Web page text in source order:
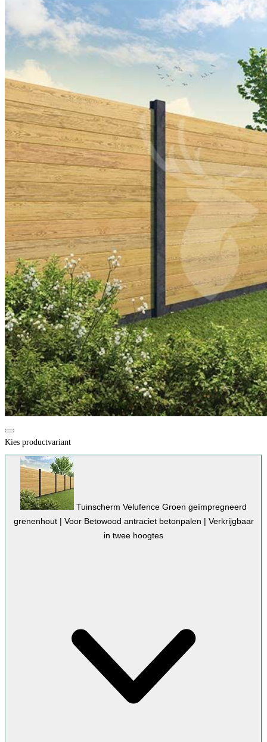
Kies productvariant
Tuinscherm Velufence Groen geïmpregneerd
grenenhout | Voor Betowood antraciet betonpalen | Verkrijgbaar
in twee hoogtes